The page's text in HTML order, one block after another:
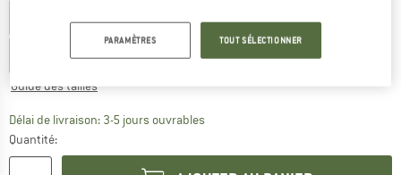
EU36 EU38 EU40 EU42
EU46 EU48
Guide des tailles
Délai de livraison: 3-5 jours ouvrablesLe lien s'ouvre dans une boîte
Quantité:
PARAMÈTRES TOUT SÉLECTIONNER